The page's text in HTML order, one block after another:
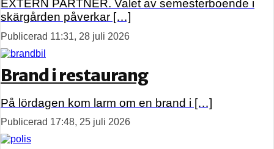
EXTERN PARTNER. Valet av semesterboende i
skärgården påverkar […]
Publicerad 11:31, 28 juli 2026
Brand i restaurang
På lördagen kom larm om en brand i […]
Publicerad 17:48, 25 juli 2026